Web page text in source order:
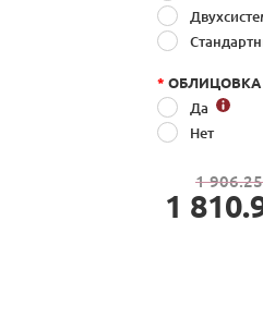
* ОБЛИЦОВКА
Да
Нет
1
1